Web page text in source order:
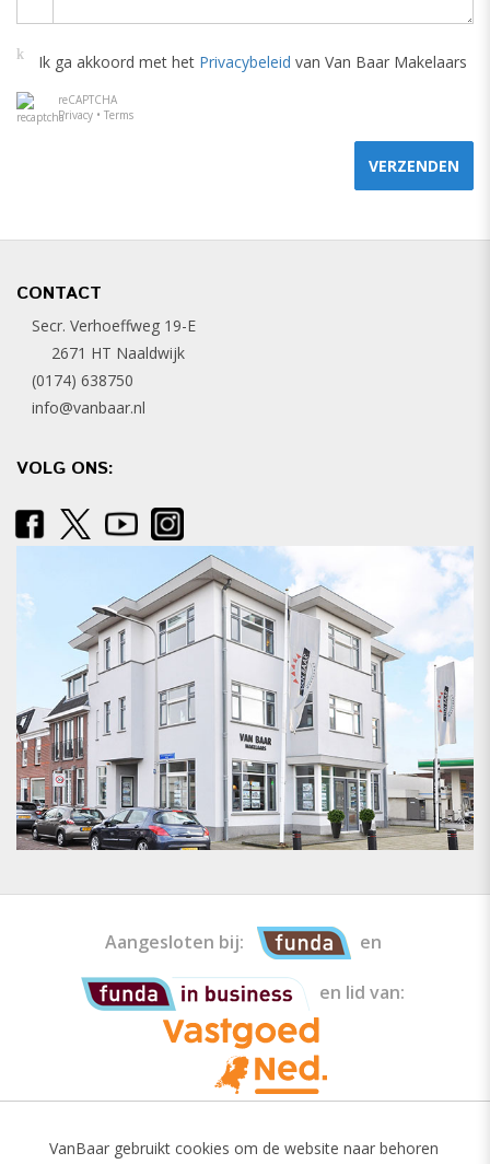
VanBaar gebruikt cookies om de website naar behoren
Ik ga akkoord met het Privacybeleid van Van Baar Makelaars
reCAPTCHA
Privacy • Terms
VERZENDEN
CONTACT
Secr. Verhoeffweg 19-E
2671 HT Naaldwijk
(0174) 638750
info@vanbaar.nl
VOLG ONS:
Aangesloten bij: en
en lid van: